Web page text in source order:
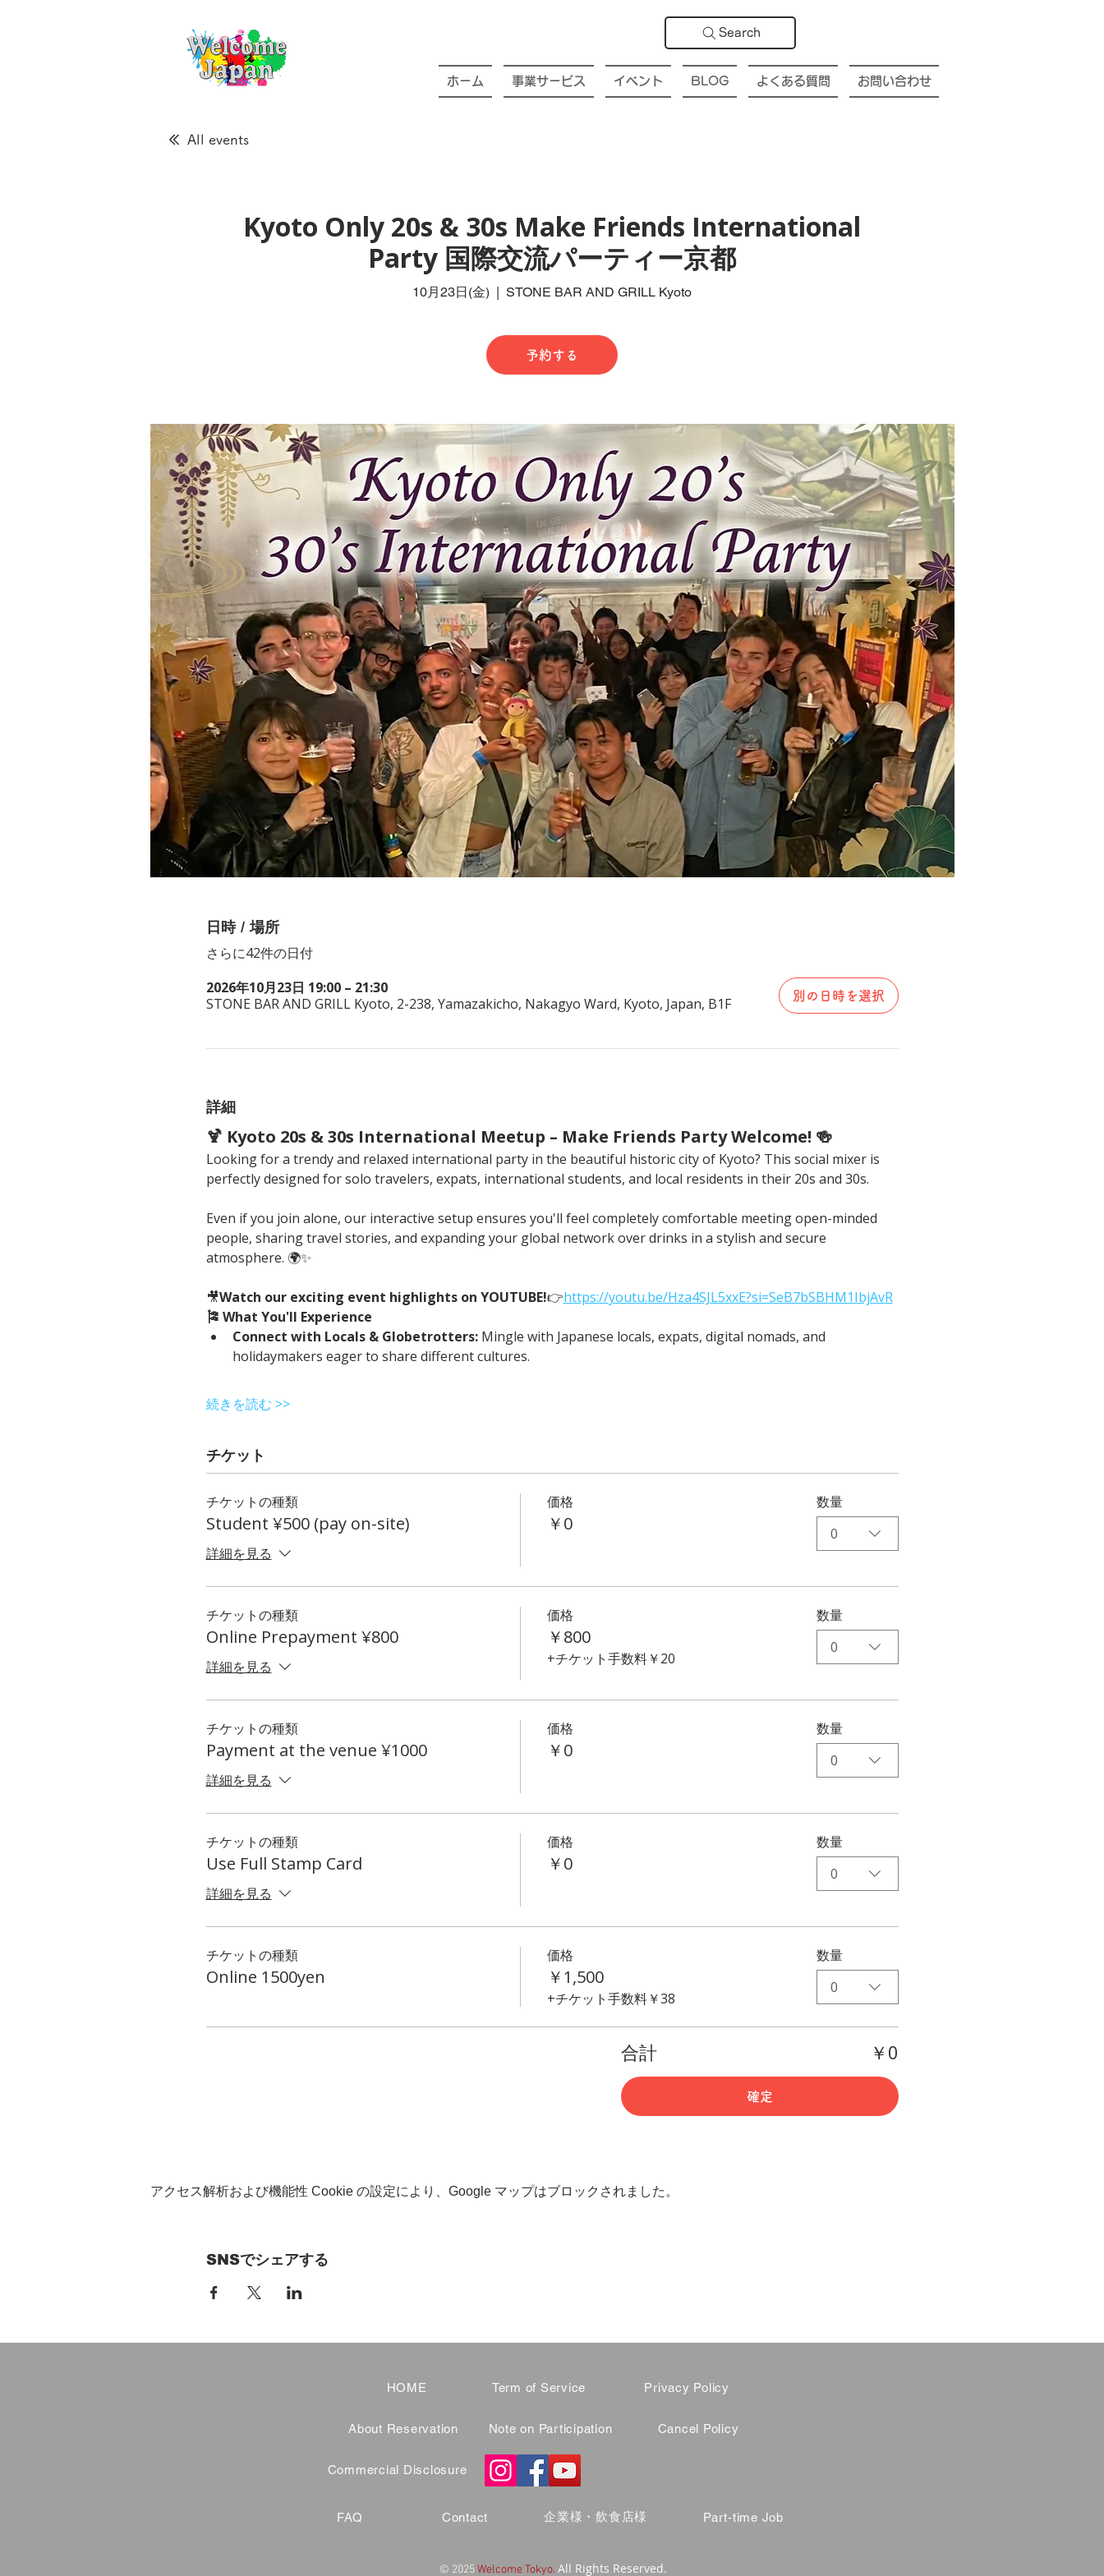
Search
ホーム 事業サービス イベント BLOG よくある質問 お問い合わせ
All events
Kyoto Only 20s & 30s Make Friends International
Party 国際交流パーティー京都
10月23日(金)
  |
STONE BAR AND GRILL Kyoto
予約する
日時 / 場所
さらに42件の日付
2026年10月23日 19:00 – 21:30
STONE BAR AND GRILL Kyoto, 2-238, Yamazakicho, Nakagyo Ward, Kyoto, Japan, B1F
別の日時を選択
詳細
🍹 Kyoto 20s & 30s International Meetup – Make Friends Party Welcome! 🍻
Looking for a trendy and relaxed international party in the beautiful historic city of Kyoto? This social mixer is
perfectly designed for solo travelers, expats, international students, and local residents in their 20s and 30s.
Even if you join alone, our interactive setup ensures you'll feel completely comfortable meeting open-minded
people, sharing travel stories, and expanding your global network over drinks in a stylish and secure
atmosphere. 🌍✨
🎥Watch our exciting event highlights on YOUTUBE!👉https://youtu.be/Hza4SJL5xxE?si=SeB7bSBHM1IbjAvR
🎏 What You'll Experience
Connect with Locals & Globetrotters: Mingle with Japanese locals, expats, digital nomads, and
holidaymakers eager to share different cultures.
続きを読む >>
チケット
チケットの種類
Student ¥500 (pay on-site)
詳細を見る
価格
￥0
数量
0
チケットの種類
Online Prepayment ¥800
詳細を見る
価格
￥800
+チケット手数料￥20
数量
0
チケットの種類
Payment at the venue ¥1000
詳細を見る
価格
￥0
数量
0
チケットの種類
Use Full Stamp Card
詳細を見る
価格
￥0
数量
0
チケットの種類
Online 1500yen
価格
￥1,500
+チケット手数料￥38
数量
0
合計 ￥0
確定
アクセス解析および機能性 Cookie の設定により、Google マップはブロックされました。
SNSでシェアする
HOME
About Reservation
Term of Service
Note on Participation
Privacy Policy
Cancel Policy
Commercial Disclosure
FAQ Contact 企業様・飲食店様 Part-time Job
© 2025Welcome Tokyo. All Rights Reserved.